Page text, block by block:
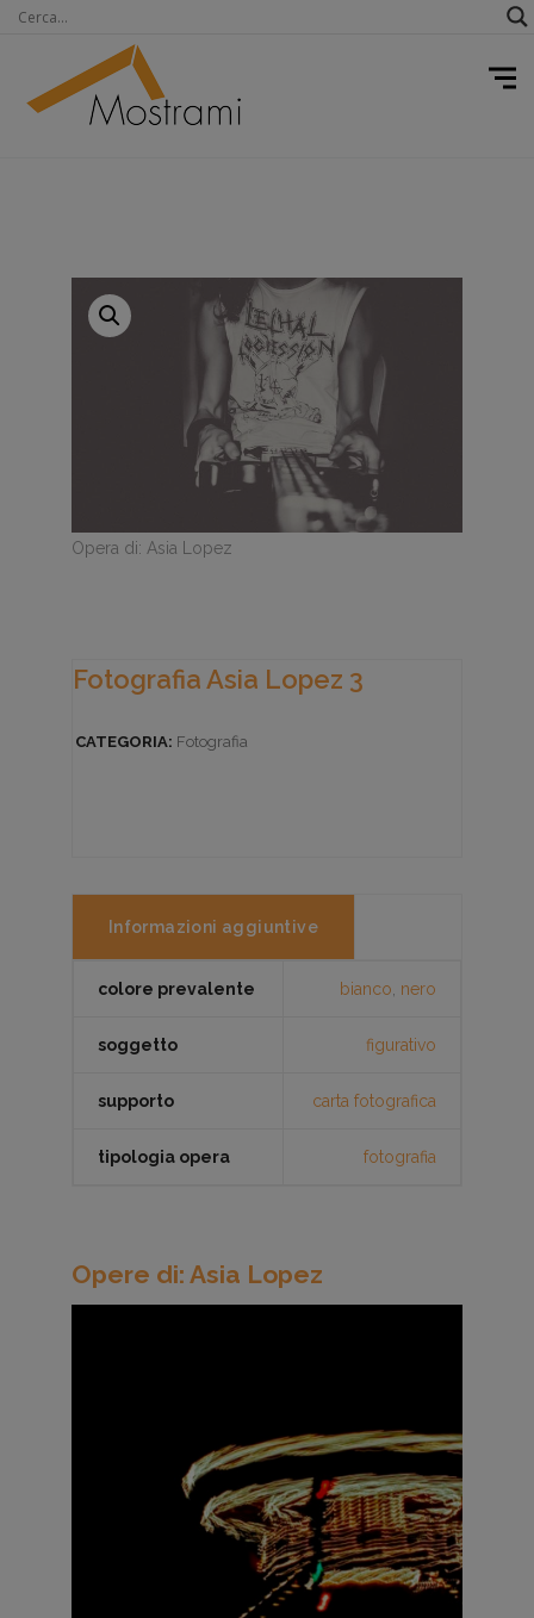
Opera di: Asia Lopez
Fotografia Asia Lopez 3
CATEGORIA: Fotografia
Informazioni aggiuntive
colore prevalente bianco nero
soggetto figurativo
supporto carta fotografica
tipologia opera fotografia
Opere di: Asia Lopez